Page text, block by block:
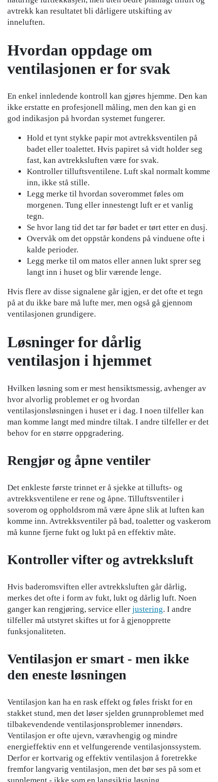
avtrekk kan resultatet bli dårligere utskifting av
inneluften.
Hvordan oppdage om
ventilasjonen er for svak
En enkel innledende kontroll kan gjøres hjemme. Den kan
ikke erstatte en profesjonell måling, men den kan gi en
god indikasjon på hvordan systemet fungerer.
Hold et tynt stykke papir mot avtrekksventilen på
badet eller toalettet. Hvis papiret så vidt holder seg
fast, kan avtrekksluften være for svak.
Kontroller tilluftsventilene. Luft skal normalt komme
inn, ikke stå stille.
Legg merke til hvordan soverommet føles om
morgenen. Tung eller innestengt luft er et vanlig
tegn.
Se hvor lang tid det tar før badet er tørt etter en dusj.
Overvåk om det oppstår kondens på vinduene ofte i
kalde perioder.
Legg merke til om matos eller annen lukt sprer seg
langt inn i huset og blir værende lenge.
Hvis flere av disse signalene går igjen, er det ofte et tegn
på at du ikke bare må lufte mer, men også gå gjennom
ventilasjonen grundigere.
Løsninger for dårlig
ventilasjon i hjemmet
Hvilken løsning som er mest hensiktsmessig, avhenger av
hvor alvorlig problemet er og hvordan
ventilasjonsløsningen i huset er i dag. I noen tilfeller kan
man komme langt med mindre tiltak. I andre tilfeller er det
behov for en større oppgradering.
Rengjør og åpne ventiler
Det enkleste første trinnet er å sjekke at tillufts- og
avtrekksventilene er rene og åpne. Tilluftsventiler i
soverom og oppholdsrom må være åpne slik at luften kan
komme inn. Avtrekksventiler på bad, toaletter og vaskerom
må kunne fjerne fukt og lukt på en effektiv måte.
Kontroller vifter og avtrekksluft
Hvis baderomsviften eller avtrekksluften går dårlig,
merkes det ofte i form av fukt, lukt og dårlig luft. Noen
ganger kan rengjøring, service eller justering. I andre
tilfeller må utstyret skiftes ut for å gjenopprette
funksjonaliteten.
Ventilasjon er smart - men ikke
den eneste løsningen
Ventilasjon kan ha en rask effekt og føles friskt for en
stakket stund, men det løser sjelden grunnproblemet med
tilbakevendende ventilasjonsproblemer innendørs.
Ventilasjon er ofte ujevn, væravhengig og mindre
energieffektiv enn et velfungerende ventilasjonssystem.
Derfor er kortvarig og effektiv ventilasjon å foretrekke
fremfor langvarig ventilasjon, men det bør ses på som et
supplement - ikke som en langsiktig løsning.